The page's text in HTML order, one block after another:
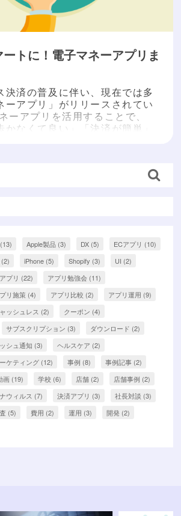
トに！電子マネーアプリま
決済の普及に伴い、現在では多
ーアプリ」がリリースされてい
ーアプリを活用することで、
かなくて良い」「決済が簡単」
で使えばいいのかわからな
(13) Apple製品 (3) DX (5) ECアプリ (10)
(2) iPhone (5) Shopify (3) UI (2)
アプリ (22) アプリ勉強会 (11)
リ施策 (4) アプリ比較 (2) アプリ運用 (9)
ッシュレス (2) クーポン (4)
サブスクリプション (3) ダウンロード (2)
シュ通知 (3) ヘルスケア (2)
ケティング (12) 事例 (8) 事例記事 (2)
画 (19) 学校 (6) 店舗 (2) 店舗事例 (2)
ウィルス (7) 決済アプリ (3) 社長対談 (3)
(5) 費用 (2) 運用 (3) 開発 (2)